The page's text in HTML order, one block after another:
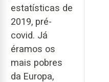
estatísticas de
2019, pré-
covid. Já
éramos os
mais pobres
da Europa,